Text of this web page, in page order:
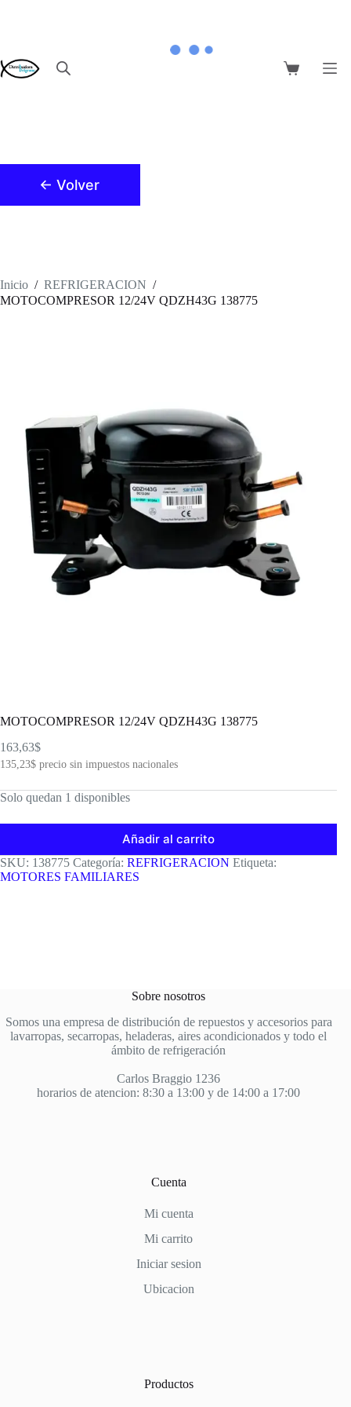
Carro
← Volver
Inicio / REFRIGERACION /
MOTOCOMPRESOR 12/24V QDZH43G 138775
MOTOCOMPRESOR 12/24V QDZH43G 138775
163,63$
135,23$ precio sin impuestos nacionales
Solo quedan 1 disponibles
Añadir al carrito
SKU: 138775 Categoría: REFRIGERACION Etiqueta:
MOTORES FAMILIARES
Sobre nosotros
Somos una empresa de distribución de repuestos y accesorios para
lavarropas, secarropas, heladeras, aires acondicionados y todo el
ámbito de refrigeración
Carlos Braggio 1236
horarios de atencion: 8:30 a 13:00 y de 14:00 a 17:00
Cuenta
Mi cuenta
Mi carrito
Iniciar sesion
Ubicacion
Productos